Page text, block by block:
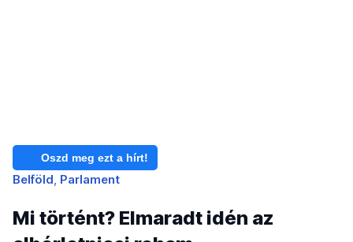
Oszd meg ezt a hírt!
Belföld Parlament
Mi történt? Elmaradt idén az